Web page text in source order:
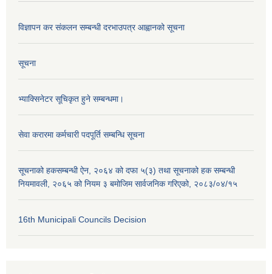
विज्ञापन कर संकलन सम्बन्धी दरभाउपत्र आह्वानको सूचना
सूचना
भ्याक्सिनेटर सूचिकृत हुने सम्बन्धमा।
सेवा करारमा कर्मचारी पदपूर्ति सम्बन्धि सूचना
सूचनाको हकसम्बन्धी ऐन, २०६४ को दफा ५(३) तथा सूचनाको हक सम्बन्धी
नियमावली, २०६५ को नियम ३ बमोजिम सार्वजनिक गरिएको, २०८३/०४/१५
16th Municipali Councils Decision